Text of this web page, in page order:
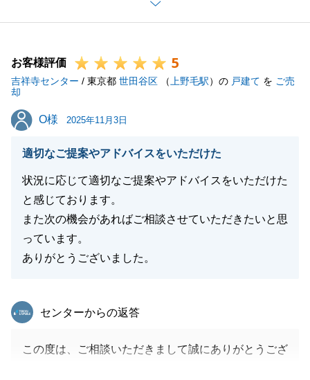
C様には、ご相談当初からお取引完了まで、弊社から
き、とてもスムーズなお取引きが実現できました。
改めて深く感謝申し上げます。
今後もお役に立てるようなことがございましたら、是
よろしくお願い申し上げます。
閉じる
お客様評価 5
吉祥寺センター / 東京都 世田谷区 （ 上野毛駅）の 戸建て を ご売
却
O様
O様 2025年11月3日
適切なご提案やアドバイスをいただけた
状況に応じて適切なご提案やアドバイスをいただけた
と感じております。
また次の機会があればご相談させていただきたいと思
っています。
ありがとうございました。
東急リバブル
センターからの返答
この度は、ご相談いただきまして誠にありがとうござ